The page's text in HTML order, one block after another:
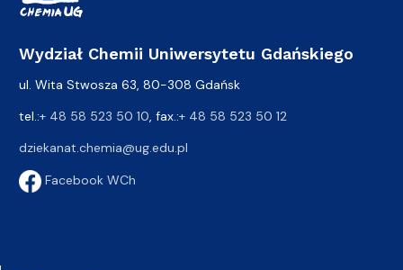
Wydział Chemii Uniwersytetu Gdańskiego
ul. Wita Stwosza 63, 80-308 Gdańsk
tel.:+ 48 58 523 50 10, fax.:+ 48 58 523 50 12
dziekanat.chemia@ug.edu.pl
Facebook WCh